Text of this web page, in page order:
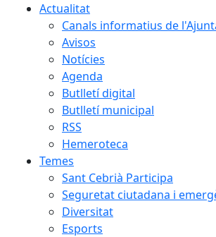
Actualitat
Canals informatius de
Avisos
Notícies
Agenda
Butlletí digital
Butlletí municipal
RSS
Hemeroteca
Temes
Sant Cebrià Participa
Seguretat ciutadana i
Diversitat
Esports